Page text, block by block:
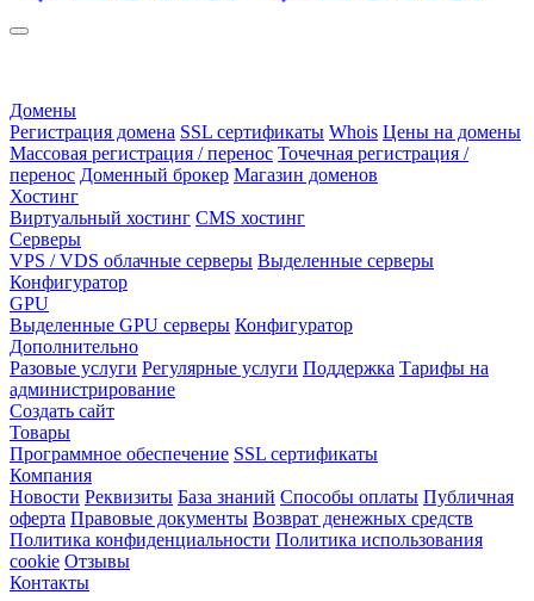
Домены
Регистрация домена SSL сертификаты Whois Цены на домены
Массовая регистрация / перенос Точечная регистрация /
перенос Доменный брокер Магазин доменов
Хостинг
Виртуальный хостинг CMS хостинг
Серверы
VPS / VDS облачные серверы Выделенные серверы
Конфигуратор
GPU
Выделенные GPU серверы Конфигуратор
Дополнительно
Разовые услуги Регулярные услуги Поддержка Тарифы на
администрирование
Создать сайт
Товары
Программное обеспечение SSL сертификаты
Компания
Новости Реквизиты База знаний Способы оплаты Публичная
оферта Правовые документы Возврат денежных средств
Политика конфиденциальности Политика использования
cookie Отзывы
Контакты